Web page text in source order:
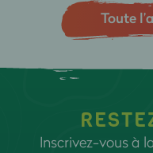
Toute
Inscrivez-vous à